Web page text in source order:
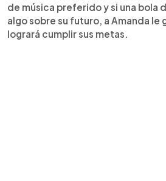
de música preferido y si una bola
algo sobre su futuro, a Amanda le
logrará cumplir sus metas.